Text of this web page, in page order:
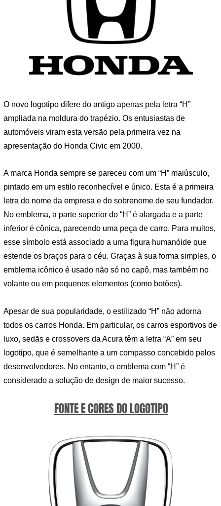
O novo logotipo difere do antigo apenas pela letra “H”
ampliada na moldura do trapézio. Os entusiastas de
automóveis viram esta versão pela primeira vez na
apresentação do Honda Civic em 2000.
A marca Honda sempre se pareceu com um “H” maiúsculo,
pintado em um estilo reconhecível e único. Esta é a primeira
letra do nome da empresa e do sobrenome de seu fundador.
No emblema, a parte superior do “H” é alargada e a parte
inferior é cônica, parecendo uma peça de carro. Para muitos,
esse símbolo está associado a uma figura humanóide que
estende os braços para o céu. Graças à sua forma simples, o
emblema icônico é usado não só no capô, mas também no
volante ou em pequenos elementos (como botões).
Apesar de sua popularidade, o estilizado “H” não adorna
todos os carros Honda. Em particular, os carros esportivos de
luxo, sedãs e crossovers da Acura têm a letra “A” em seu
logotipo, que é semelhante a um compasso concebido pelos
desenvolvedores. No entanto, o emblema com “H” é
considerado a solução de design de maior sucesso.
FONTE E CORES DO LOGOTIPO